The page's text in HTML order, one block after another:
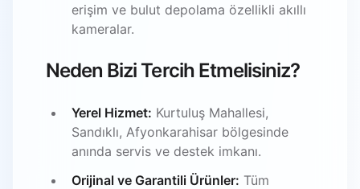
erişim ve bulut depolama özellikli akıllı
kameralar.
Neden Bizi Tercih Etmelisiniz?
Yerel Hizmet: Kurtuluş Mahallesi,
Sandıklı, Afyonkarahisar bölgesinde
anında servis ve destek imkanı.
Orijinal ve Garantili Ürünler: Tüm